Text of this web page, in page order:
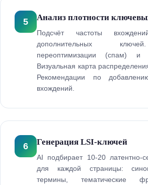
5 Анализ плотности
Подсчёт частоты
дополнительных
переоптимизации (спам) и
Визуальная карта
Рекомендации по
вхождений.
6 Генерация LSI-ключей
AI подбирает 10-20 латентно-
для каждой страницы:
термины, тематические